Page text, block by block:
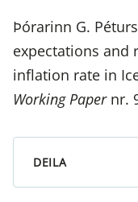
Þórarinn G.
expectations and
inflation rate in
Working Papernr.
DEILA